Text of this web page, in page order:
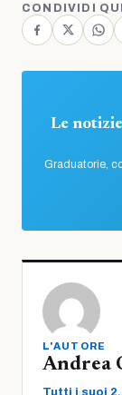
CONDIVIDI
Le
Graduatorie,
L'AUTORE
Andrea
Tutti i suoi